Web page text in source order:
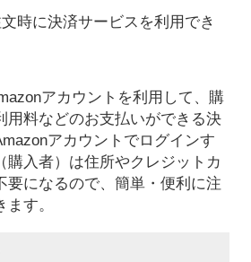
時に決済サービスを利用でき
アカウントを利用して、購
用料などのお支払いができる決
アカウントでログインす
購入者）は住所やクレジットカ
要になるので、簡単・便利に注
す。